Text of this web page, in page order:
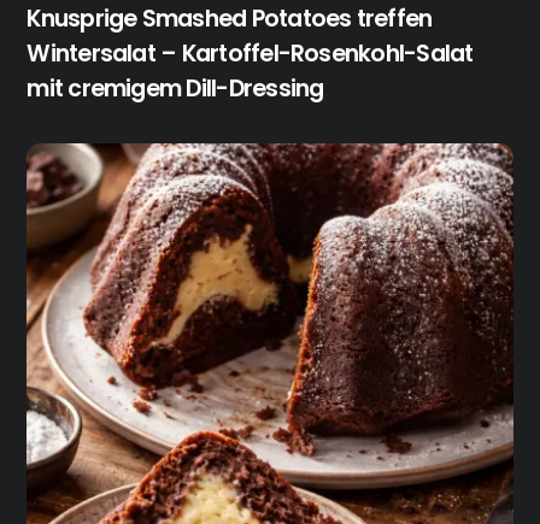
Knusprige Smashed Potatoes treffen
Wintersalat – Kartoffel-Rosenkohl-Salat
mit cremigem Dill-Dressing